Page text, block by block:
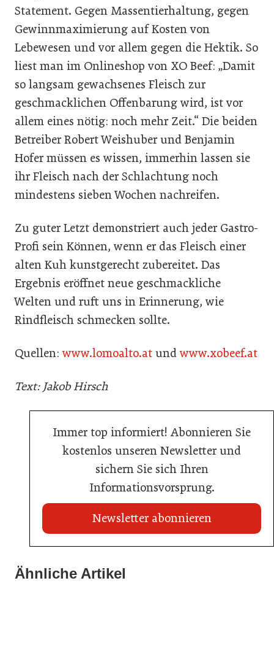
Statement. Gegen Massentierhaltung, gegen
Gewinnmaximierung auf Kosten von
Lebewesen und vor allem gegen die Hektik. So
liest man im Onlineshop von XO Beef: „Damit
so langsam gewachsenes Fleisch zur
geschmacklichen Offenbarung wird, ist vor
allem eines nötig: noch mehr Zeit.“ Die beiden
Betreiber Robert Weishuber und Benjamin
Hofer müssen es wissen, immerhin lassen sie
ihr Fleisch nach der Schlachtung noch
mindestens sieben Wochen nachreifen.
Zu guter Letzt demonstriert auch jeder Gastro-
Profi sein Können, wenn er das Fleisch einer
alten Kuh kunstgerecht zubereitet. Das
Ergebnis eröffnet neue geschmackliche
Welten und ruft uns in Erinnerung, wie
Rindfleisch schmecken sollte.
Quellen:www.lomoalto.at undwww.xobeef.at
Text: Jakob Hirsch
Immer top informiert! Abonnieren Sie
kostenlos unseren Newsletter und
sichern Sie sich Ihren
Informationsvorsprung.
Newsletter abonnieren
Ähnliche Artikel
War die Fußball-WM 2026 für Ihren Betrieb ein
21. Juli 2026
Stipendium für Nachwuchstalent in der Wiener
20. Juli 2026